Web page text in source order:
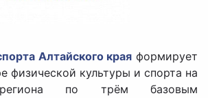
Алтайского края формирует
физической культуры и спорта на
региона по трём базовым